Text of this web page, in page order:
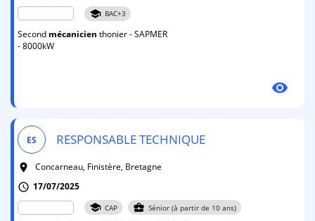
school BAC+3
Second mécanicien thonier - SAPMER
- 8000kW
visibility
ES RESPONSABLE TECHNIQUE
room
Concarneau, Finistère, Bretagne
schedule 17/07/2025
school CAP business_center Sénior (à partir de 10 ans)